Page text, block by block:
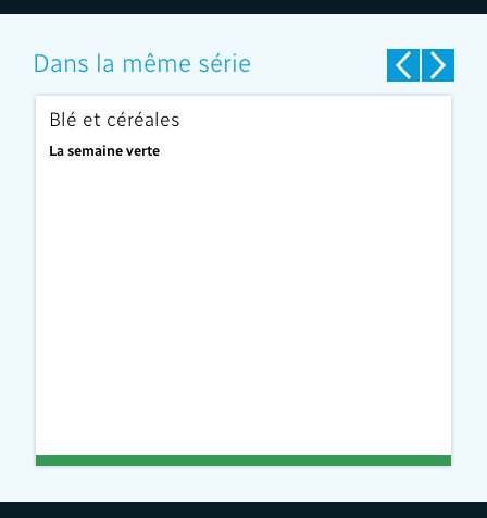
Dans la même série
Blé et céréales
La semaine verte